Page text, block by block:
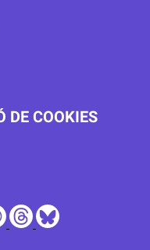
DE COOKIES